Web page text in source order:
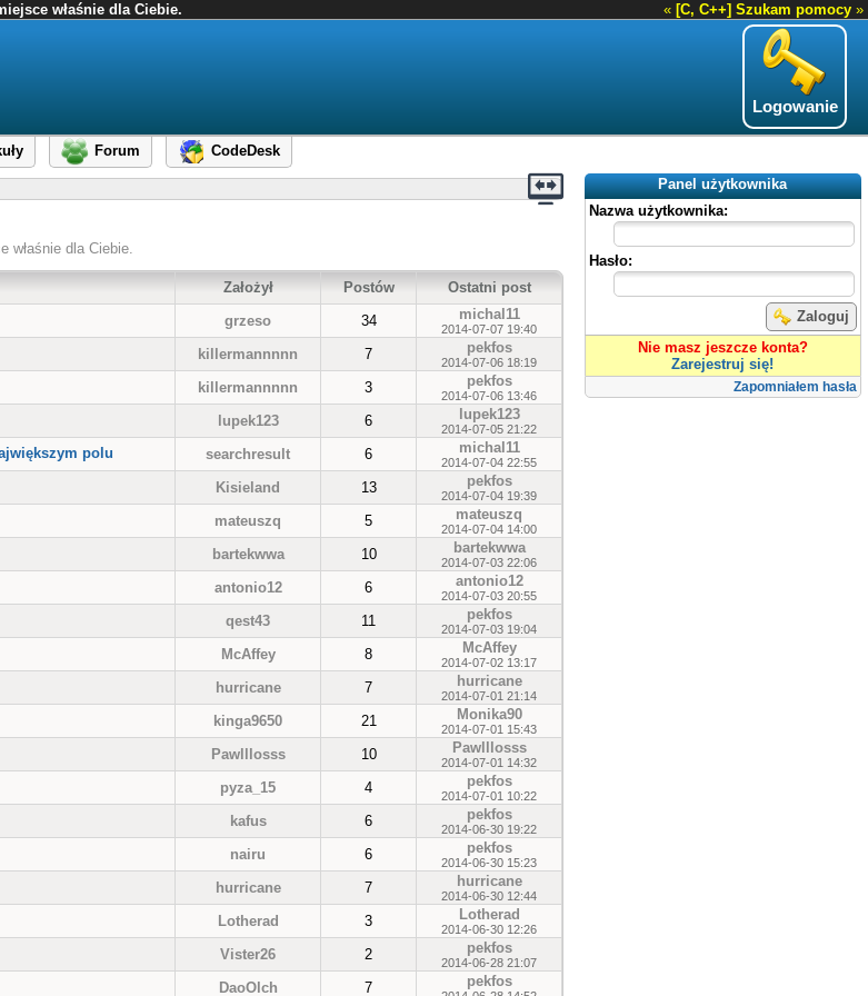
« [C, C++] Szukam pomocy »
właśnie dla Ciebie.
Logowanie
Forum
CodeDesk
Panel użytkownika
Nazwa użytkownika:
Hasło:
Zaloguj
Nie masz jeszcze konta?
Zarejestruj się!
Zapomniałem hasła
właśnie dla Ciebie.
Założył Postów
Ostatni post
grzeso 34 michal11
2014-07-07 19:40
killermannnnn 7 pekfos
2014-07-06 18:19
killermannnnn 3 pekfos
2014-07-06 13:46
lupek123 6 lupek123
2014-07-05 21:22
polu searchresult 6 michal11
2014-07-04 22:55
Kisieland 13 pekfos
2014-07-04 19:39
mateuszq 5 mateuszq
2014-07-04 14:00
bartekwwa 10 bartekwwa
2014-07-03 22:06
antonio12 6 antonio12
2014-07-03 20:55
qest43 11 pekfos
2014-07-03 19:04
McAffey 8 McAffey
2014-07-02 13:17
hurricane 7 hurricane
2014-07-01 21:14
kinga9650 21 Monika90
2014-07-01 15:43
Pawlllosss 10 Pawlllosss
2014-07-01 14:32
pyza_15 4 pekfos
2014-07-01 10:22
kafus 6 pekfos
2014-06-30 19:22
nairu 6 pekfos
2014-06-30 15:23
hurricane 7 hurricane
2014-06-30 12:44
Lotherad 3 Lotherad
2014-06-30 12:26
Vister26 2 pekfos
2014-06-28 21:07
DaoOlch 7 pekfos